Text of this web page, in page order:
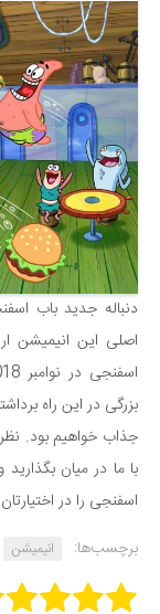
طنز
فال
مسابقه
اخبار
دنباله جدید باب
اصلی این انیمیشن
بزرگی در این راه
جذاب خواهیم بود.
با ما در میان
اسفنجی را در
برچسب‌ها:
انیمیشن
Rate this item: